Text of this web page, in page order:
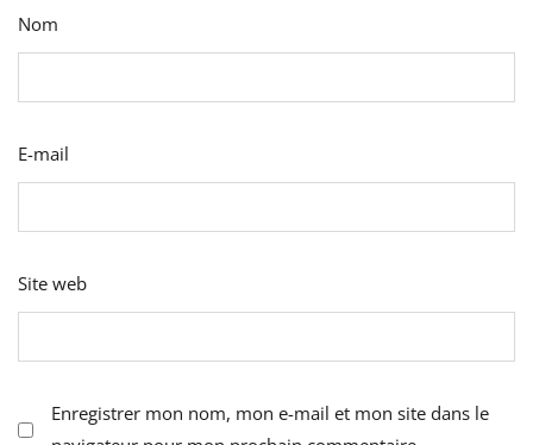
Nom
E-mail
Site web
Enregistrer mon nom, mon e-mail et mon site dans le